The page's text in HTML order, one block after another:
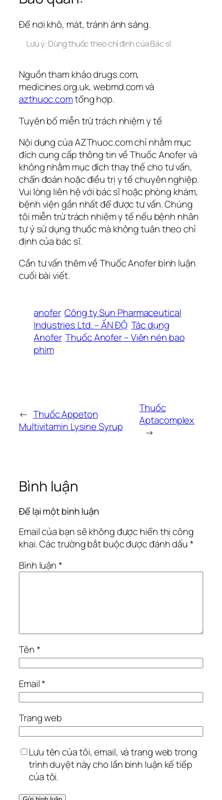
Để nơi khô, mát, tránh ánh sáng.
Lưu ý: Dùng thuốc theo chỉ định của Bác sĩ
Nguồn tham khảo drugs.com,
medicines.org.uk, webmd.com và
azthuoc.comtổng hợp.
Tuyên bố miễn trừ trách nhiệm y tế
Nội dung của AZThuoc.com chỉ nhằm mục
đích cung cấp thông tin về Thuốc Anofer và
không nhằm mục đích thay thế cho tư vấn,
chẩn đoán hoặc điều trị y tế chuyên nghiệp.
Vui lòng liên hệ với bác sĩ hoặc phòng khám,
bệnh viện gần nhất để được tư vấn. Chúng
tôi miễn trừ trách nhiệm y tế nếu bệnh nhân
tự ý sử dụng thuốc mà không tuân theo chỉ
định của bác sĩ.
Cần tư vấn thêm về Thuốc Anofer bình luận
cuối bài viết.
anofer Công ty Sun Pharmaceutical
Industries Ltd. – ẤN ĐỘ Tác dụng
Anofer Thuốc Anofer – Viên nén bao
phim
← Thuốc Appeton
Multivitamin Lysine Syrup
Thuốc
Aptacomplex
→
Bình luận
Để lại một bình luận
Email của bạn sẽ không được hiển thị công
khai.Các trường bắt buộc được đánh dấu*
Bình luận*
Tên*
Email*
Trang web
Lưu tên của tôi, email, và trang web trong
trình duyệt này cho lần bình luận kế tiếp
của tôi.